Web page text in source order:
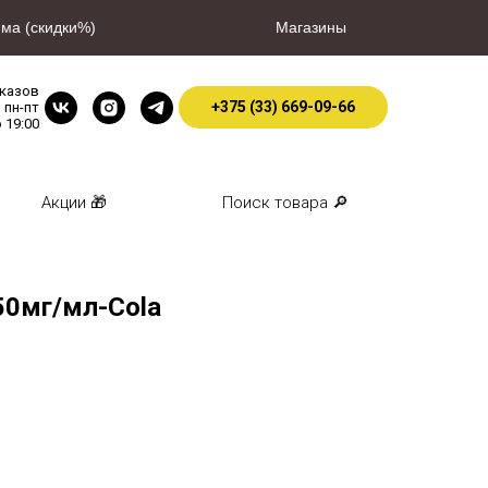
(скидки%) Магазины
пн-пт
19:00
+375 (33) 669-09-66
Акции 🎁 Поиск товара 🔎
мл-Cola